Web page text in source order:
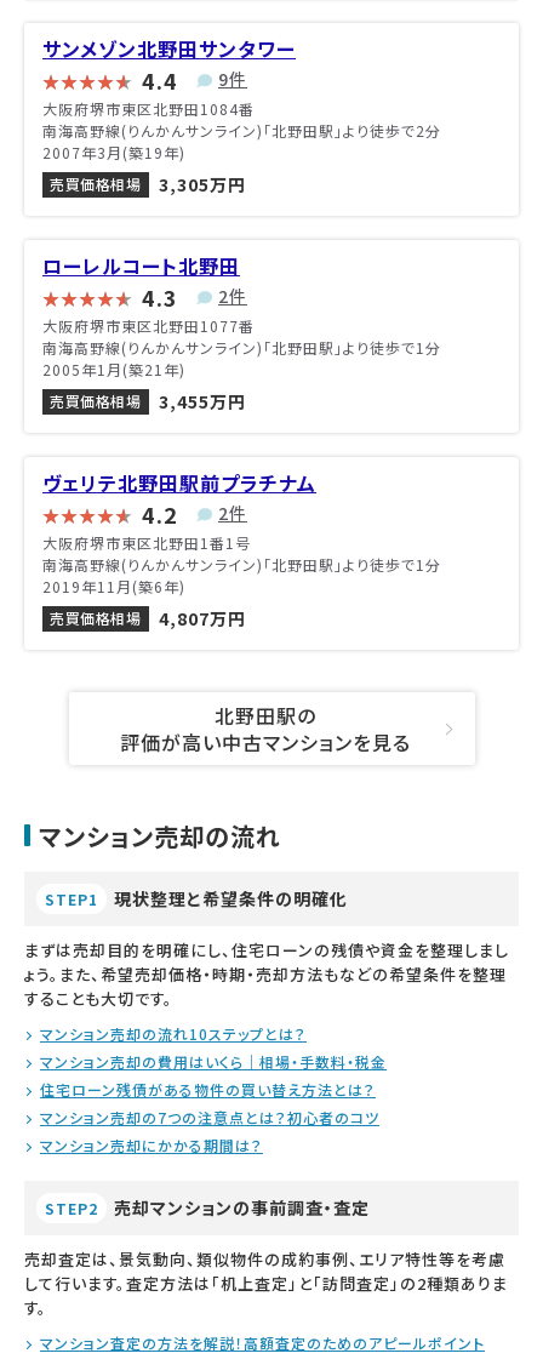
サンメゾン北野田サンタワー
4.4 9件
大阪府堺市東区北野田1084番
南海高野線(りんかんサンライン)「北野田駅」より徒歩で2分
2007年3月(築19年)
売買価格相場
3,305万円
ローレルコート北野田
4.3 2件
大阪府堺市東区北野田1077番
南海高野線(りんかんサンライン)「北野田駅」より徒歩で1分
2005年1月(築21年)
売買価格相場
3,455万円
ヴェリテ北野田駅前プラチナム
4.2 2件
大阪府堺市東区北野田1番1号
南海高野線(りんかんサンライン)「北野田駅」より徒歩で1分
2019年11月(築6年)
売買価格相場
4,807万円
北野田駅の
評価が高い中古マンションを見る
マンション売却の流れ
STEP1 現状整理と希望条件の明確化
まずは売却目的を明確にし、住宅ローンの残債や資金を整理しまし
ょう。また、希望売却価格・時期・売却方法もなどの希望条件を整理
することも大切です。
マンション売却の流れ10ステップとは？
マンション売却の費用はいくら｜相場・手数料・税金
住宅ローン残債がある物件の買い替え方法とは？
マンション売却の7つの注意点とは？初心者のコツ
マンション売却にかかる期間は？
STEP2 売却マンションの事前調査・査定
売却査定は、景気動向、類似物件の成約事例、エリア特性等を考慮
して行います。査定方法は「机上査定」と「訪問査定」の2種類ありま
す。
マンション査定の方法を解説！高額査定のためのアピールポイント